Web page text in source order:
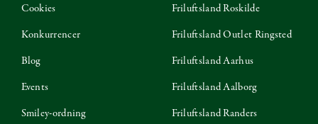
Cookies
Konkurrencer
Blog
Events
Smiley-ordning
Friluftsland Roskilde
Friluftsland Outlet Ringsted
Friluftsland Aarhus
Friluftsland Aalborg
Friluftsland Randers